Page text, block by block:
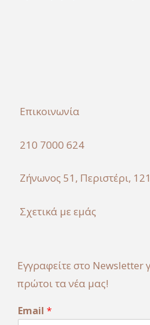
Επικοινωνία
210 7000 624
Ζήνωνος 51, Περιστέρι,
Σχετικά με εμάς
Εγγραφείτε στο Newsletter
πρώτοι τα νέα μας!
E
m
Email *